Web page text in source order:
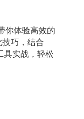
你体验高效的
巧，结合
具实战，轻松